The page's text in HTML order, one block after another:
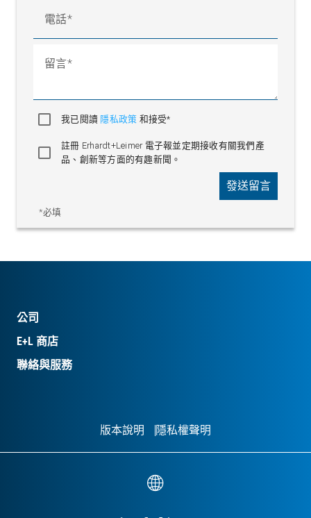
電話
留言
我已閱讀 隱私政策 和接受*
註冊 Erhardt+Leimer 電子報並定期接收有關我們產
品、創新等方面的有趣新聞。
*必填
發送留言
公司
E+L 商店
聯絡與服務
版本說明 隱私權聲明